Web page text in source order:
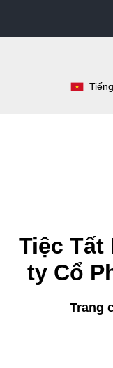
Tiệc Tất
ty Cổ
Trang